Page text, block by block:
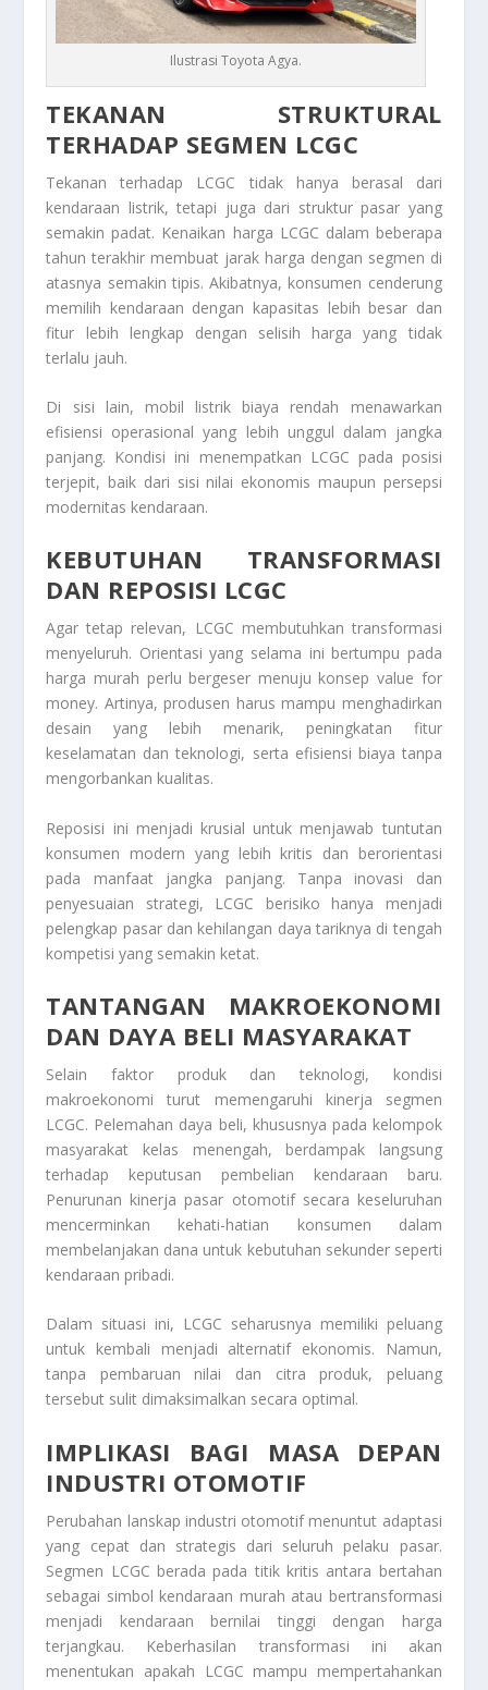
Ilustrasi Toyota Agya.
TEKANAN STRUKTURAL
TERHADAP SEGMEN LCGC
Tekanan terhadap LCGC tidak hanya berasal dari
kendaraan listrik, tetapi juga dari struktur pasar yang
semakin padat. Kenaikan harga LCGC dalam beberapa
tahun terakhir membuat jarak harga dengan segmen di
atasnya semakin tipis. Akibatnya, konsumen cenderung
memilih kendaraan dengan kapasitas lebih besar dan
fitur lebih lengkap dengan selisih harga yang tidak
terlalu jauh.
Di sisi lain, mobil listrik biaya rendah menawarkan
efisiensi operasional yang lebih unggul dalam jangka
panjang. Kondisi ini menempatkan LCGC pada posisi
terjepit, baik dari sisi nilai ekonomis maupun persepsi
modernitas kendaraan.
KEBUTUHAN TRANSFORMASI
DAN REPOSISI LCGC
Agar tetap relevan, LCGC membutuhkan transformasi
menyeluruh. Orientasi yang selama ini bertumpu pada
harga murah perlu bergeser menuju konsep value for
money. Artinya, produsen harus mampu menghadirkan
desain yang lebih menarik, peningkatan fitur
keselamatan dan teknologi, serta efisiensi biaya tanpa
mengorbankan kualitas.
Reposisi ini menjadi krusial untuk menjawab tuntutan
konsumen modern yang lebih kritis dan berorientasi
pada manfaat jangka panjang. Tanpa inovasi dan
penyesuaian strategi, LCGC berisiko hanya menjadi
pelengkap pasar dan kehilangan daya tariknya di tengah
kompetisi yang semakin ketat.
TANTANGAN MAKROEKONOMI
DAN DAYA BELI MASYARAKAT
Selain faktor produk dan teknologi, kondisi
makroekonomi turut memengaruhi kinerja segmen
LCGC. Pelemahan daya beli, khususnya pada kelompok
masyarakat kelas menengah, berdampak langsung
terhadap keputusan pembelian kendaraan baru.
Penurunan kinerja pasar otomotif secara keseluruhan
mencerminkan kehati-hatian konsumen dalam
membelanjakan dana untuk kebutuhan sekunder seperti
kendaraan pribadi.
Dalam situasi ini, LCGC seharusnya memiliki peluang
untuk kembali menjadi alternatif ekonomis. Namun,
tanpa pembaruan nilai dan citra produk, peluang
tersebut sulit dimaksimalkan secara optimal.
IMPLIKASI BAGI MASA DEPAN
INDUSTRI OTOMOTIF
Perubahan lanskap industri otomotif menuntut adaptasi
yang cepat dan strategis dari seluruh pelaku pasar.
Segmen LCGC berada pada titik kritis antara bertahan
sebagai simbol kendaraan murah atau bertransformasi
menjadi kendaraan bernilai tinggi dengan harga
terjangkau. Keberhasilan transformasi ini akan
menentukan apakah LCGC mampu mempertahankan